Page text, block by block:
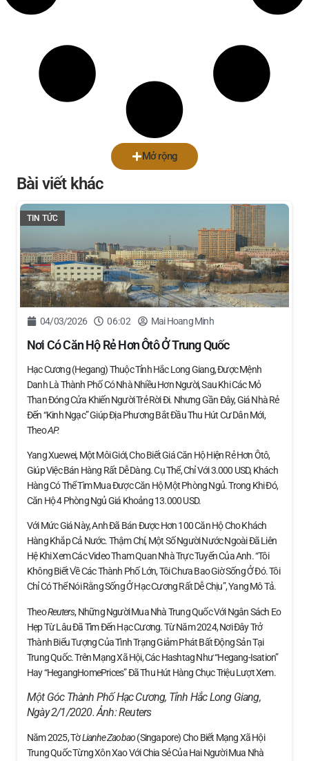
Mở rộng
Bài viết khác
TIN TỨC
04/03/2026 06:02 Mai Hoang Minh
Nơi Có Căn Hộ Rẻ Hơn Ôtô Ở Trung Quốc
Hạc Cương (Hegang) Thuộc Tỉnh Hắc Long Giang, Được Mệnh
Danh Là Thành Phố Có Nhà Nhiều Hơn Người, Sau Khi Các Mỏ
Than Đóng Cửa Khiến Người Trẻ Rời Đi. Nhưng Gần Đây, Giá Nhà Rẻ
Đến “kinh Ngạc” Giúp Địa Phương Bắt Đầu Thu Hút Cư Dân Mới,
TheoAP.
Yang Xuewei, Một Môi Giới, Cho Biết Giá Căn Hộ Hiện Rẻ Hơn Ôtô,
Giúp Việc Bán Hàng Rất Dễ Dàng. Cụ Thể, Chỉ Với 3.000 USD, Khách
Hàng Có Thể Tìm Mua Được Căn Hộ Một Phòng Ngủ. Trong Khi Đó,
Căn Hộ 4 Phòng Ngủ Giá Khoảng 13.000 USD.
Với Mức Giá Này, Anh Đã Bán Được Hơn 100 Căn Hộ Cho Khách
Hàng Khắp Cả Nước. Thậm Chí, Một Số Người Nước Ngoài Đã Liên
Hệ Khi Xem Các Video Tham Quan Nhà Trực Tuyến Của Anh. “Tôi
Không Biết Về Các Thành Phố Lớn, Tôi Chưa Bao Giờ Sống Ở Đó. Tôi
Chỉ Có Thể Nói Rằng Sống Ở Hạc Cương Rất Dễ Chịu”, Yang Mô Tả.
TheoReuters, Những Người Mua Nhà Trung Quốc Với Ngân Sách Eo
Hẹp Từ Lâu Đã Tìm Đến Hạc Cương. Từ Năm 2024, Nơi Đây Trở
Thành Biểu Tượng Của Tình Trạng Giảm Phát Bất Động Sản Tại
Trung Quốc. Trên Mạng Xã Hội, Các Hashtag Như “Hegang-Isation”
Hay “HegangHomePrices” Đã Thu Hút Hàng Chục Triệu Lượt Xem.
Một Góc Thành Phố Hạc Cương, Tỉnh Hắc Long Giang,
Ngày 2/1/2020. Ảnh:Reuters
Năm 2025, TờLianhe Zaobao(Singapore) Cho Biết Mạng Xã Hội
Trung Quốc Từng Xôn Xao Với Chia Sẻ Của Hai Người Mua Nhà